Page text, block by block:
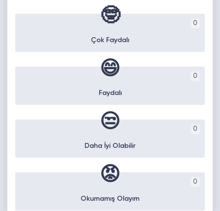
0
🤓
Çok Faydalı
0
😄
Faydalı
0
😒
Daha İyi Olabilir
0
😡
Okumamış Olayım